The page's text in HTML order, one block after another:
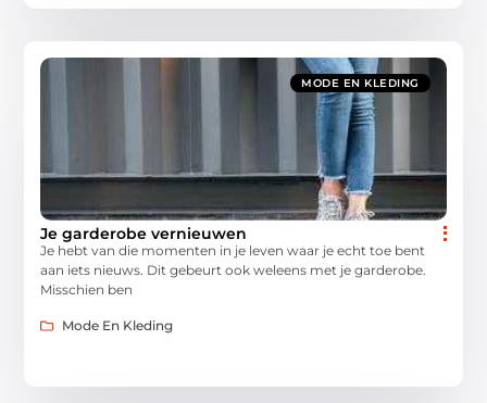
MODE EN KLEDING
Je garderobe vernieuwen
Je hebt van die momenten in je leven waar je echt toe bent
aan iets nieuws. Dit gebeurt ook weleens met je garderobe.
Misschien ben
Mode En Kleding